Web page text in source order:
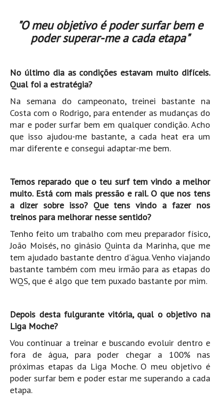
Espinho vista aérea HD
Espinho - Silvalde HD
Cortegaça (Vila do Surf) HD
Cortegaça Onda Pontão HD
Praia da Barra Norte HD
Mira
FIGUEIRA DA FOZ
Praia do Cabedelo HD
Nazaré HD
Nazaré Praias Sul
PENICHE
Peniche - Consolação Norte HD
Peniche Supertubos HD
SANTA CRUZ
Praia do Navio HD
Ericeira - Ribeira D'Ilhas HD
Ericeira Praias Sul HD
Foz do Lizandro
SINTRA
Praia Grande HD
"O meu objetivo é poder surfar bem e
poder superar-me a cada etapa"
No último dia as condições estavam muito difíceis.
Qual foi a estratégia?
Na semana do campeonato, treinei bastante na
Costa com o Rodrigo, para entender as mudanças do
mar e poder surfar bem em qualquer condição. Acho
que isso ajudou-me bastante, a cada heat era um
mar diferente e consegui adaptar-me bem.
Temos reparado que o teu surf tem vindo a melhor
muito. Está com mais pressão e rail. O que nos tens
a dizer sobre isso? Que tens vindo a fazer nos
treinos para melhorar nesse sentido?
Tenho feito um trabalho com meu preparador físico,
João Moisés, no ginásio Quinta da Marinha, que me
tem ajudado bastante dentro d’água. Venho viajando
bastante também com meu irmão para as etapas do
WQS, que é algo que tem puxado bastante por mim.
Depois desta fulgurante vitória, qual o objetivo na
Liga Moche?
Vou continuar a treinar e buscando evoluir dentro e
fora de água, para poder chegar a 100% nas
próximas etapas da Liga Moche. O meu objetivo é
poder surfar bem e poder estar me superando a cada
etapa.